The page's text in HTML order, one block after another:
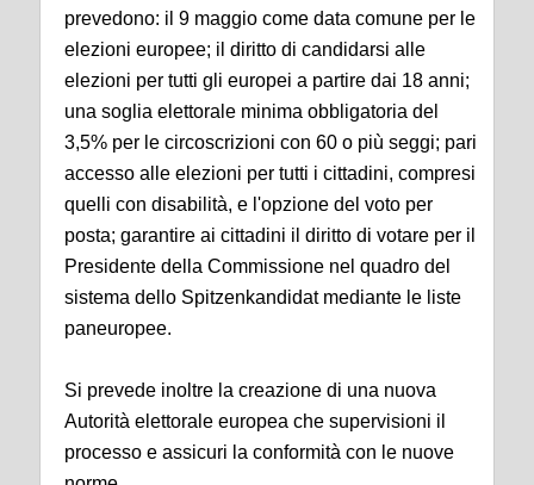
prevedono: il 9 maggio come data comune per le
elezioni europee; il diritto di candidarsi alle
elezioni per tutti gli europei a partire dai 18 anni;
una soglia elettorale minima obbligatoria del
3,5% per le circoscrizioni con 60 o più seggi; pari
accesso alle elezioni per tutti i cittadini, compresi
quelli con disabilità, e l'opzione del voto per
posta; garantire ai cittadini il diritto di votare per il
Presidente della Commissione nel quadro del
sistema dello Spitzenkandidat mediante le liste
paneuropee.
Si prevede inoltre la creazione di una nuova
Autorità elettorale europea che supervisioni il
processo e assicuri la conformità con le nuove